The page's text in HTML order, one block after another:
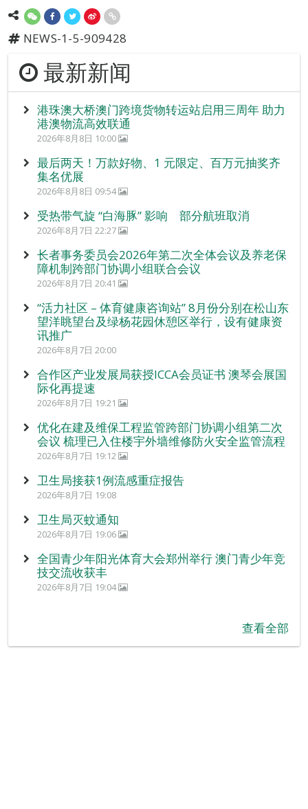
NEWS-1-5-909428
最新新闻
港珠澳大桥澳门跨境货物转运站启用三周年 助力
港澳物流高效联通
2026年8月8日 10:00
最后两天！万款好物、1 元限定、百万元抽奖齐
集名优展
2026年8月8日 09:54
受热带气旋 “白海豚” 影响 部分航班取消
2026年8月7日 22:27
长者事务委员会2026年第二次全体会议及养老保
障机制跨部门协调小组联合会议
2026年8月7日 20:41
“活力社区 – 体育健康咨询站” 8月份分别在松山东
望洋眺望台及绿杨花园休憩区举行，设有健康资
讯推广
2026年8月7日 20:00
合作区产业发展局获授ICCA会员证书 澳琴会展国
际化再提速
2026年8月7日 19:21
优化在建及维保工程监管跨部门协调小组第二次
会议 梳理已入住楼宇外墙维修防火安全监管流程
2026年8月7日 19:12
卫生局接获1例流感重症报告
2026年8月7日 19:08
卫生局灭蚊通知
2026年8月7日 19:06
全国青少年阳光体育大会郑州举行 澳门青少年竞
技交流收获丰
2026年8月7日 19:04
查看全部